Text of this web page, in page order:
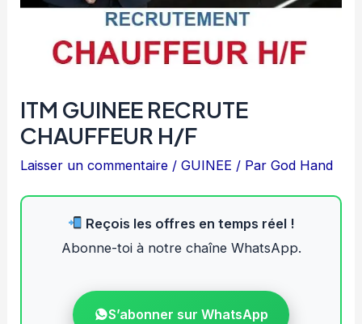
ITM GUINEE RECRUTE
CHAUFFEUR H/F
Laisser un commentaire /GUINEE / ParGod Hand
Reçois les offres en temps réel !
Abonne-toi à notre chaîne WhatsApp.
S’abonner sur WhatsApp